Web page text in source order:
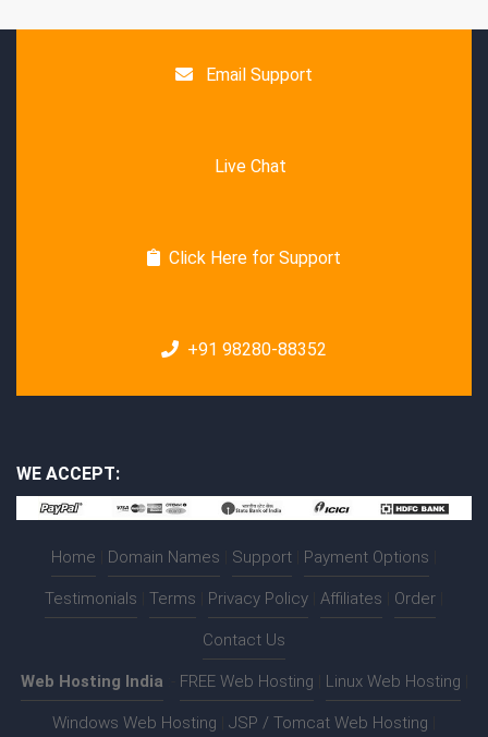
Email Support
Live Chat
Click Here for Support
+91 98280-88352
WE ACCEPT:
Home Domain Names Support Payment Options
Testimonials Terms Privacy Policy Affiliates Order
Contact Us
Web Hosting India FREE Web Hosting Linux Web Hosting
Windows Web Hosting JSP / Tomcat Web Hosting